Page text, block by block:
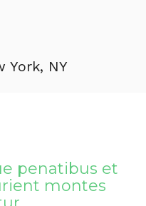
York, NY
penatibus et
montes